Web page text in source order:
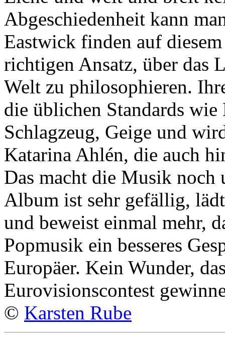
Abgeschiedenheit kann
Eastwick finden auf
richtigen Ansatz, über das
Welt zu philosophieren.
die üblichen Standards
Schlagzeug, Geige und
Katarina Ahlén, die auch
Das macht die Musik noch
Album ist sehr gefällig,
und beweist einmal mehr,
Popmusik ein besseres
Europäer. Kein Wunder,
Eurovisionscontest
© Karsten Rube